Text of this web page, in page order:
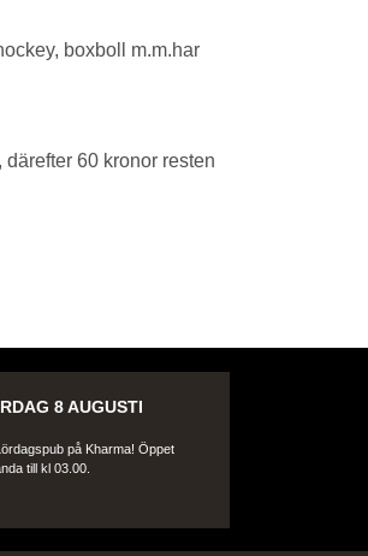
boxboll m.m.har
60 kronor resten
8 AUGUSTI
på Kharma! Öppet
till kl 03.00.